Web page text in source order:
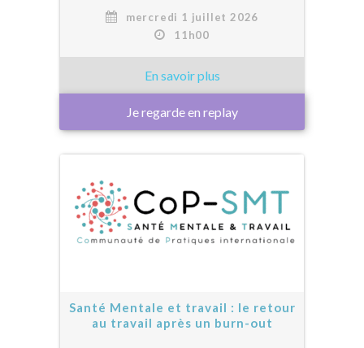
mercredi 1 juillet 2026
11h00
Je regarde en replay
Santé Mentale et travail : le retour
au travail après un burn-out